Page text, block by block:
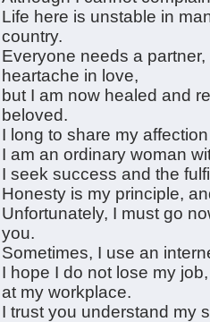
Life here is unstable in
country.
Everyone needs a
heartache in love,
but I am now healed and
beloved.
I long to share my
I am an ordinary woman
I seek success and the
Honesty is my principle,
Unfortunately, I must go
you.
Sometimes, I use an
I hope I do not lose my
at my workplace.
I trust you understand my